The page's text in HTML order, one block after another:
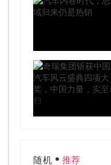
随机 推荐